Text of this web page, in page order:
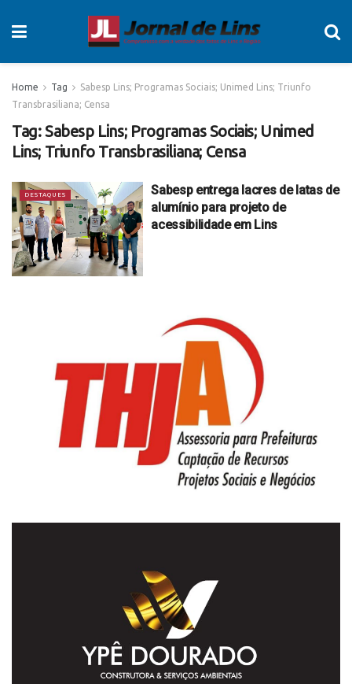
Home Tag
Sabesp Lins; Programas Sociais; Unimed Lins; Triunfo
Transbrasiliana; Censa
Tag:Sabesp Lins; Programas Sociais; Unimed
Lins; Triunfo Transbrasiliana; Censa
DESTAQUES
Sabesp entrega lacres de latas de
alumínio para projeto de
acessibilidade em Lins